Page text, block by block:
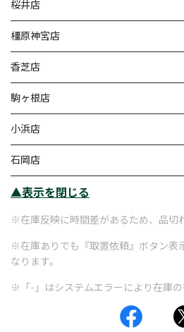
桜井店
橿原神宮店
香芝店
駒ヶ根店
小浜店
石岡店
▲表示を閉じる
※在庫反映に時間差があるため、品切
※在庫ありでも『取置依頼』ボタン表
なります。
※「-」はシステムエラーにより在庫の